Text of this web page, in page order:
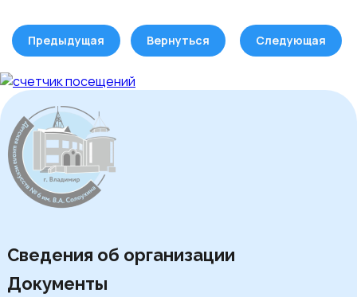
Предыдущая Вернуться Следующая
Сведения об организации
Документы